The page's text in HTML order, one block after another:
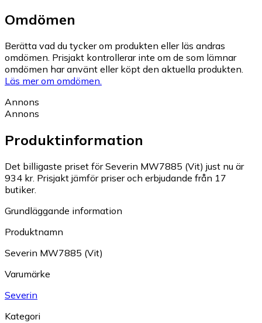
Omdömen
Berätta vad du tycker om produkten eller läs andras
omdömen. Prisjakt kontrollerar inte om de som lämnar
omdömen har använt eller köpt den aktuella produkten.
Läs mer om omdömen.
Annons
Annons
Produktinformation
Det billigaste priset för Severin MW7885 (Vit) just nu är
934 kr. Prisjakt jämför priser och erbjudande från 17
butiker.
Grundläggande information
Produktnamn
Severin MW7885 (Vit)
Varumärke
Severin
Kategori